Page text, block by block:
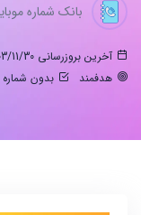
بانک شماره
آخرین بروزرسانی 1403/11/30
هدفمند
بدون شماره